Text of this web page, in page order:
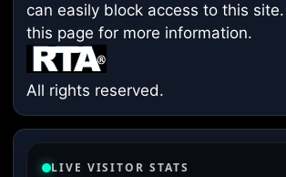
can easily block access to this
this page for more information.
All rights reserved.
LIVE VISITOR STATS